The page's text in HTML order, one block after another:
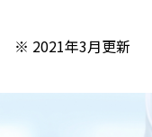
※ 2021年3月更新